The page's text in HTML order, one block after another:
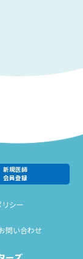
新規医師
会員登録
シー
問い合わせ